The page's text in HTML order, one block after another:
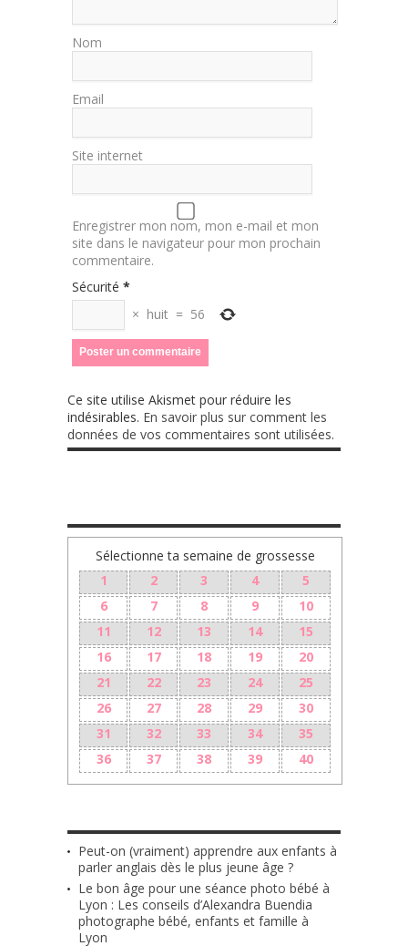
Nom
Email
Site internet
Enregistrer mon nom, mon e-mail et mon
site dans le navigateur pour mon prochain
commentaire.
Sécurité *
× huit = 56
Ce site utilise Akismet pour réduire les
indésirables. En savoir plus sur comment les
données de vos commentaires sont utilisées.
Sélectionne ta semaine de grossesse
1
2 3 4
5
6
7 8 9
10
11
12 13 14
15
16
17 18 19
20
21
22 23 24
25
26
27 28 29
30
31
32 33 34
35
36
37 38 39 40
Peut-on (vraiment) apprendre aux enfants à
parler anglais dès le plus jeune âge ?
Le bon âge pour une séance photo bébé à
Lyon : Les conseils d’Alexandra Buendia
photographe bébé, enfants et famille à
Lyon